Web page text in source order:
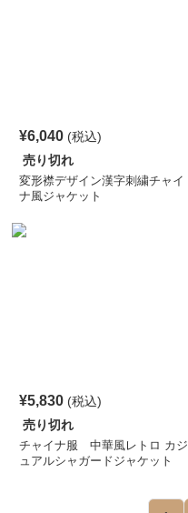
¥6,040 (税込)
売り切れ
変形襟デザイン漢字刺繍チャイ
ナ風ジャケット
¥5,830 (税込)
売り切れ
チャイナ服 中華風レトロ カジ
ュアルシャガードジャケット